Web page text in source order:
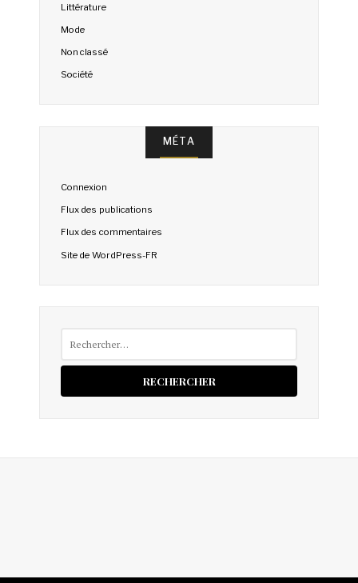
Littérature
Mode
Non classé
Société
MÉTA
Connexion
Flux des publications
Flux des commentaires
Site de WordPress-FR